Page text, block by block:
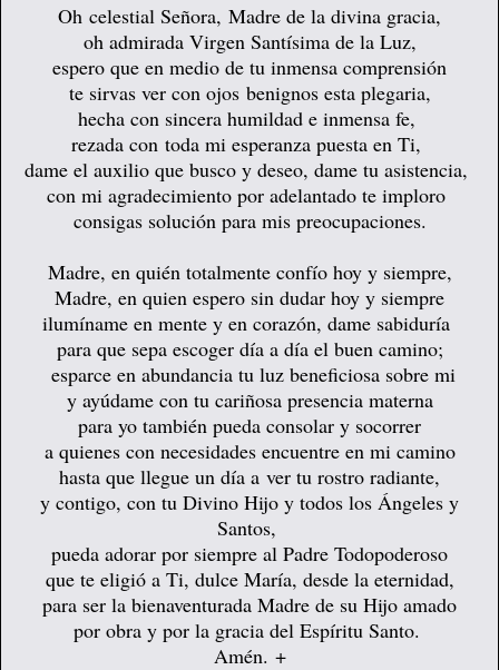
Oh celestial Señora, Madre de la divina gracia,
oh admirada Virgen Santísima de la Luz,
espero que en medio de tu inmensa comprensión
te sirvas ver con ojos benignos esta plegaria,
hecha con sincera humildad e inmensa fe,
rezada con toda mi esperanza puesta en Ti,
dame el auxilio que busco y deseo, dame tu asistencia,
con mi agradecimiento por adelantado te imploro
consigas solución para mis preocupaciones.
Madre, en quién totalmente confío hoy y siempre,
Madre, en quien espero sin dudar hoy y siempre
ilumíname en mente y en corazón, dame sabiduría
para que sepa escoger día a día el buen camino;
esparce en abundancia tu luz beneficiosa sobre mi
y ayúdame con tu cariñosa presencia materna
para yo también pueda consolar y socorrer
a quienes con necesidades encuentre en mi camino
hasta que llegue un día a ver tu rostro radiante,
y contigo, con tu Divino Hijo y todos los Ángeles y
Santos,
pueda adorar por siempre al Padre Todopoderoso
que te eligió a Ti, dulce María, desde la eternidad,
para ser la bienaventurada Madre de su Hijo amado
por obra y por la gracia del Espíritu Santo.
Amén. +